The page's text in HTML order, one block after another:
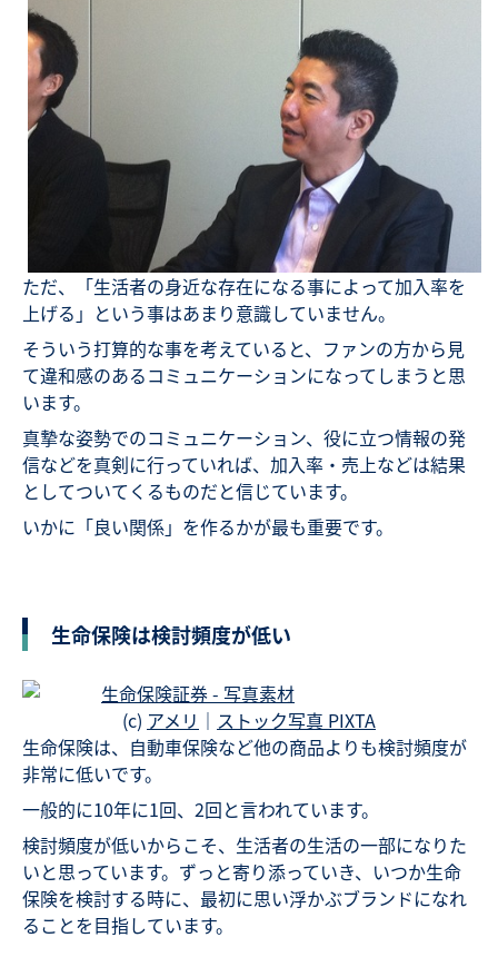
ただ、「生活者の身近な存在になる事によって加入率を
上げる」という事はあまり意識していません。
そういう打算的な事を考えていると、ファンの方から見
て違和感のあるコミュニケーションになってしまうと思
います。
真摯な姿勢でのコミュニケーション、役に立つ情報の発
信などを真剣に行っていれば、加入率・売上などは結果
としてついてくるものだと信じています。
いかに「良い関係」を作るかが最も重要です。
生命保険は検討頻度が低い
(c) アメリ ｜ ストック写真 PIXTA
生命保険は、自動車保険など他の商品よりも検討頻度が
非常に低いです。
一般的に10年に1回、2回と言われています。
検討頻度が低いからこそ、生活者の生活の一部になりた
いと思っています。ずっと寄り添っていき、いつか生命
保険を検討する時に、最初に思い浮かぶブランドになれ
ることを目指しています。